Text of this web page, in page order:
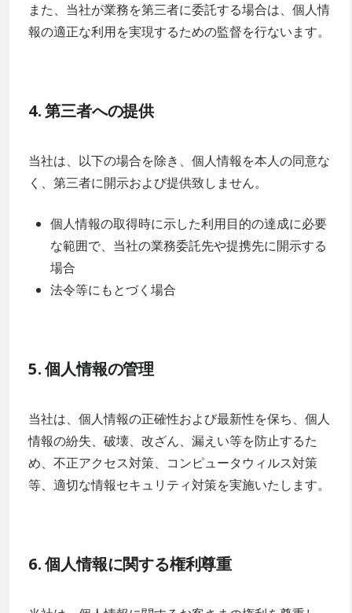
また、当社が業務を第三者に委託する場合は、個人情
報の適正な利用を実現するための監督を行ないます。
4. 第三者への提供
当社は、以下の場合を除き、個人情報を本人の同意な
く、第三者に開示および提供致しません。
個人情報の取得時に示した利用目的の達成に必要
な範囲で、当社の業務委託先や提携先に開示する
場合
法令等にもとづく場合
5. 個人情報の管理
当社は、個人情報の正確性および最新性を保ち、個人
情報の紛失、破壊、改ざん、漏えい等を防止するた
め、不正アクセス対策、コンピュータウィルス対策
等、適切な情報セキュリティ対策を実施いたします。
6. 個人情報に関する権利尊重